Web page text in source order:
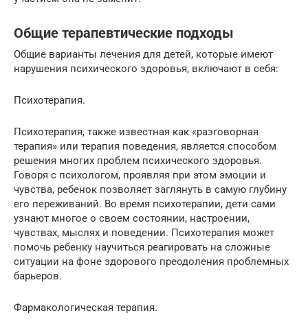
Общие терапевтические подходы
Общие варианты лечения для детей, которые имеют
нарушения психического здоровья, включают в себя:
Психотерапия.
Психотерапия, также известная как «разговорная
терапия» или терапия поведения, является способом
решения многих проблем психического здоровья.
Говоря с психологом, проявляя при этом эмоции и
чувства, ребенок позволяет заглянуть в самую глубину
его переживаний. Во время психотерапии, дети сами
узнают многое о своем состоянии, настроении,
чувствах, мыслях и поведении. Психотерапия может
помочь ребенку научиться реагировать на сложные
ситуации на фоне здорового преодоления проблемных
барьеров.
Фармакологическая терапия.